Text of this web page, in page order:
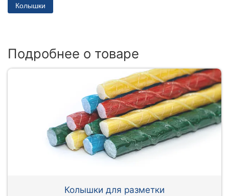
Колышки
Подробнее о товаре
Колышки для разметки